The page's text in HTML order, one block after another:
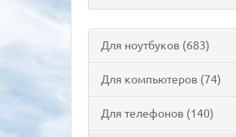
Для ноутбуков (683)
Для компьютеров (74)
Для телефонов (140)